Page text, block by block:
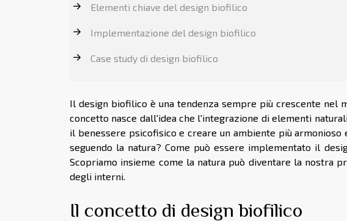
Elementi chiave del design biofilico
Implementazione del design biofilico
Case study di design biofilico
Il design biofilico è una tendenza sempre più crescente nel
concetto nasce dall'idea che l'integrazione di elementi
il benessere psicofisico e creare un ambiente più
seguendo la natura? Come può essere implementato il
Scopriamo insieme come la natura può diventare la nostra
degli interni.
Il concetto di design biofilico